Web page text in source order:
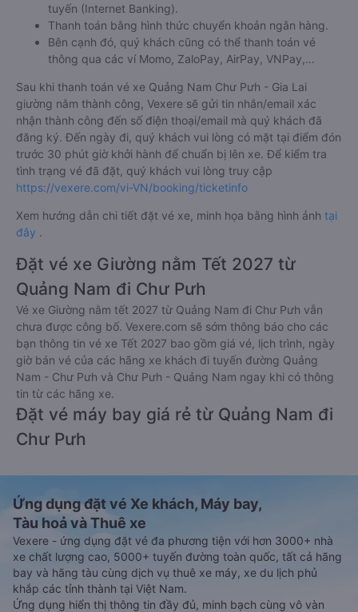
tuyến (Internet Banking).
Thanh toán bằng hình thức chuyển khoản ngân hàng.
Bên cạnh đó, quý khách cũng có thể thanh toán vé
thông qua các ví Momo, ZaloPay, AirPay, VNPay,…
Sau khi thanh toán vé xe Quảng Nam Chư Pưh - Gia Lai
giường nằm thành công, Vexere sẽ gửi tin nhắn/email xác
nhận thành công đến số điện thoại/email mà quý khách đã
đăng ký. Đến ngày đi, quý khách vui lòng có mặt tại điểm đón
trước 30 phút giờ khởi hành để chuẩn bị lên xe. Để kiểm tra
tình trạng vé đã đặt, quý khách vui lòng truy cập
https://vexere.com/vi-VN/booking/ticketinfo
Xem hướng dẫn chi tiết đặt vé xe, minh họa bằng hình ảnh tại
đây .
Đặt vé xe Giường nằm Tết 2027 từ
Quảng Nam đi Chư Pưh
Vé xe Giường nằm tết 2027 từ Quảng Nam đi Chư Pưh vẫn
chưa được công bố. Vexere.com sẽ sớm thông báo cho các
bạn thông tin vé xe Tết 2027 bao gồm giá vé, lịch trình, ngày
giờ bán vé của các hãng xe khách đi tuyến đường Quảng
Nam - Chư Pưh và Chư Pưh - Quảng Nam ngay khi có thông
tin từ các hãng xe.
Đặt vé máy bay giá rẻ từ Quảng Nam đi
Chư Pưh
Ứng dụng đặt vé Xe khách, Máy bay,
Tàu hoả và Thuê xe
Vexere - ứng dụng đặt vé đa phương tiện với hơn 3000+ nhà
xe chất lượng cao, 5000+ tuyến đường toàn quốc, tất cả hãng
bay và hãng tàu cùng dịch vụ thuê xe máy, xe du lịch phủ
khắp các tỉnh thành tại Việt Nam.
Ứng dụng hiển thị thông tin đầy đủ, minh bạch cùng vô vàn